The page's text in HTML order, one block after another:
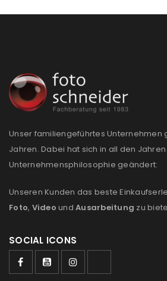
Passwort*
Anmeldeformular geschützt
ANMELDEN
PASSWORT VERGESSEN?
E-Mail-Adresse*
Ein Link zum Erstellen eines neuen
deine E-Mail-Adresse gesendet.
Unser familiengeführtes Unternehmen
Jahren. Dabei hat sich in all den
Unternehmensphilosophie geändert:
Unseren Kunden das beste
Foto, Video und Ausarbeitung zu
SOCIAL ICONS